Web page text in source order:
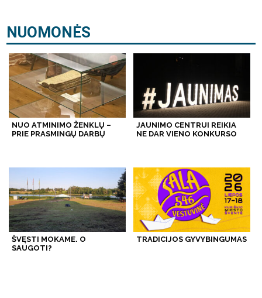
NUOMONĖS
NUO ATMINIMO ŽENKLŲ –
PRIE PRASMINGŲ DARBŲ
JAUNIMO CENTRUI REIKIA
NE DAR VIENO KONKURSO
ŠVĘSTI MOKAME. O
SAUGOTI?
TRADICIJOS GYVYBINGUMAS